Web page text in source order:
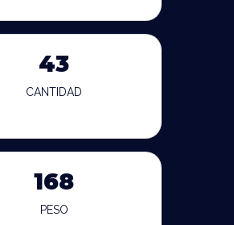
43
CANTIDAD
168
PESO